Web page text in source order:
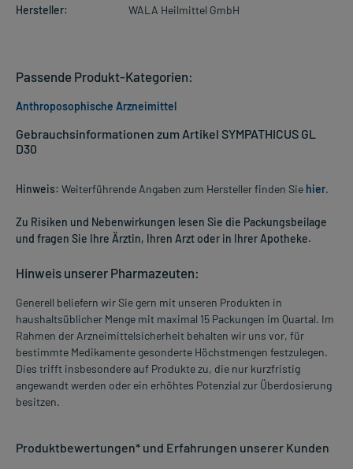
Hersteller:
WALA Heilmittel GmbH
Gebrauchsinformationen zum Artikel SYMPATHICUS GL
D30
Hinweis: Weiterführende Angaben zum Hersteller finden Sie hier.
Zu Risiken und Nebenwirkungen lesen Sie die Packungsbeilage
und fragen Sie Ihre Ärztin, Ihren Arzt oder in Ihrer Apotheke.
Hinweis unserer Pharmazeuten:
Generell beliefern wir Sie gern mit unseren Produkten in
haushaltsüblicher Menge mit maximal 15 Packungen im Quartal. Im
Rahmen der Arzneimittelsicherheit behalten wir uns vor, für
bestimmte Medikamente gesonderte Höchstmengen festzulegen.
Dies trifft insbesondere auf Produkte zu, die nur kurzfristig
angewandt werden oder ein erhöhtes Potenzial zur Überdosierung
besitzen.
Produktbewertungen* und Erfahrungen unserer Kunden
Passende Produkt-Kategorien:
Anthroposophische Arzneimittel